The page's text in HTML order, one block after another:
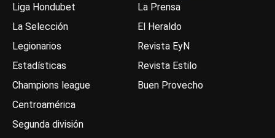
Liga Hondubet
La Selección
Legionarios
Estadísticas
Champions league
Centroamérica
Segunda división
La Prensa
El Heraldo
Revista EyN
Revista Estilo
Buen Provecho